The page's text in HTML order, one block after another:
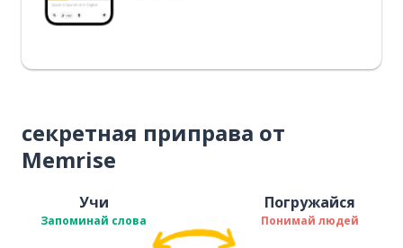
секретная приправа от
Memrise
Учи
Запоминай слова
Погружайся
Понимай людей